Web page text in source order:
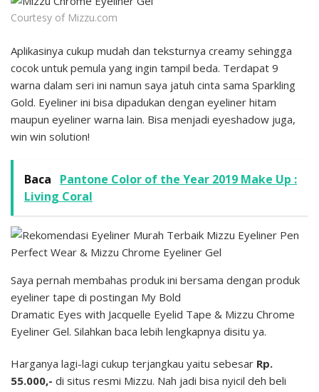
Courtesy of Mizzu.com
Aplikasinya cukup mudah dan teksturnya creamy sehingga
cocok untuk pemula yang ingin tampil beda. Terdapat 9
warna dalam seri ini namun saya jatuh cinta sama Sparkling
Gold. Eyeliner ini bisa dipadukan dengan eyeliner hitam
maupun eyeliner warna lain. Bisa menjadi eyeshadow juga,
win win solution!
Baca
Pantone Color of the Year 2019 Make Up :
Living Coral
Saya pernah membahas produk ini bersama dengan produk
eyeliner tape di postingan My Bold
Dramatic Eyes with Jacquelle Eyelid Tape & Mizzu Chrome
Eyeliner Gel. Silahkan baca lebih lengkapnya disitu ya.
Harganya lagi-lagi cukup terjangkau yaitu sebesar Rp.
55.000,- di situs resmi Mizzu. Nah jadi bisa nyicil deh beli